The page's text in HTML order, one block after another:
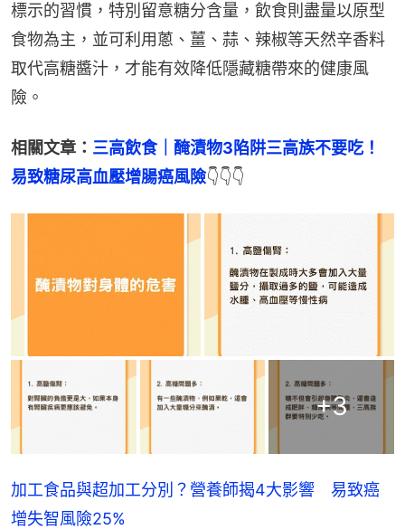
標示的習慣，特別留意糖分含量，飲食則盡量以原型
食物為主，並可利用蔥、薑、蒜、辣椒等天然辛香料
取代高糖醬汁，才能有效降低隱藏糖帶來的健康風
險。
相關文章： 三高飲食｜醃漬物3陷阱三高族不要吃！
易致糖尿高血壓增腸癌風險👇👇👇
+3
加工食品與超加工分別？營養師揭4大影響 易致癌
增失智風險25%